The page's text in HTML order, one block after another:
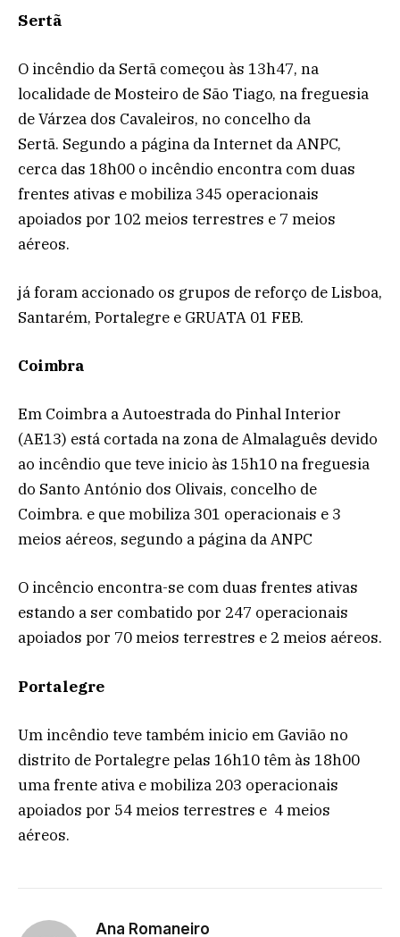
Sertã
O incêndio da Sertã começou às 13h47, na
localidade de Mosteiro de São Tiago, na freguesia
de Várzea dos Cavaleiros, no concelho da
Sertã. Segundo a página da Internet da ANPC,
cerca das 18h00 o incêndio encontra com duas
frentes ativas e mobiliza 345 operacionais
apoiados por 102 meios terrestres e 7 meios
aéreos.
já foram accionado os grupos de reforço de Lisboa,
Santarém, Portalegre e GRUATA 01 FEB.
Coimbra
Em Coimbra a Autoestrada do Pinhal Interior
(AE13) está cortada na zona de Almalaguês devido
ao incêndio que teve inicio às 15h10 na freguesia
do Santo António dos Olivais, concelho de
Coimbra. e que mobiliza 301 operacionais e 3
meios aéreos, segundo a página da ANPC
O incêncio encontra-se com duas frentes ativas
estando a ser combatido por 247 operacionais
apoiados por 70 meios terrestres e 2 meios aéreos.
Portalegre
Um incêndio teve também inicio em Gavião no
distrito de Portalegre pelas 16h10 têm às 18h00
uma frente ativa e mobiliza 203 operacionais
apoiados por 54 meios terrestres e 4 meios
aéreos.
Ana Romaneiro